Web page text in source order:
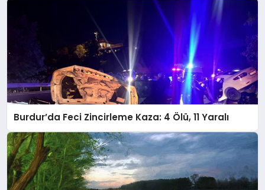
Burdur’da Feci Zincirleme Kaza: 4 Ölü, 11 Yaralı